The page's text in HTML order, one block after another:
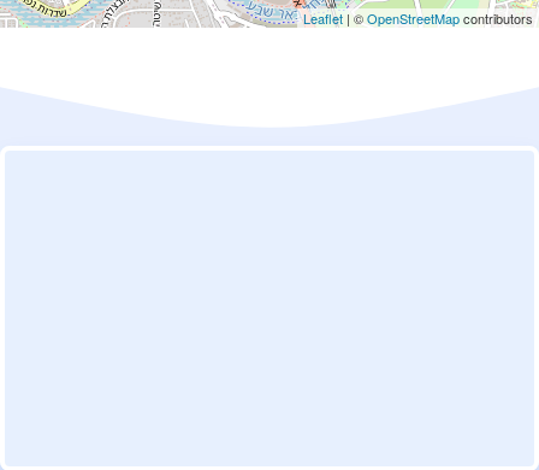
Leaflet | ©OpenStreetMapcontributors